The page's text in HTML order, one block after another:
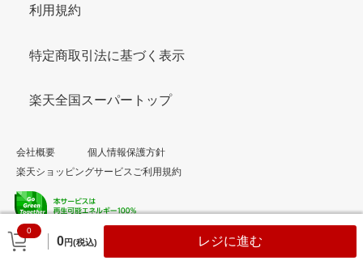
0
0円(税込) レジに進む
利用規約
特定商取引法に基づく表示
楽天全国スーパートップ
会社概要
個人情報保護方針
楽天ショッピングサービスご利用規約
© Rakuten Group, Inc.